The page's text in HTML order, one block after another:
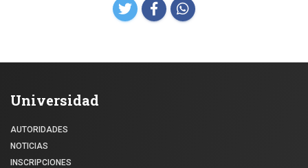
Universidad
AUTORIDADES
NOTICIAS
INSCRIPCIONES